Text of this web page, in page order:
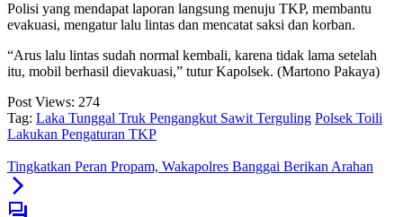
Polisi yang mendapat laporan langsung menuju TKP, membantu
evakuasi, mengatur lalu lintas dan mencatat saksi dan korban.
“Arus lalu lintas sudah normal kembali, karena tidak lama setelah
itu, mobil berhasil dievakuasi,” tutur Kapolsek. (Martono Pakaya)
Post Views: 274
Tag: Laka Tunggal Truk Pengangkut Sawit Terguling Polsek Toili
Lakukan Pengaturan TKP
Tingkatkan Peran Propam, Wakapolres Banggai Berikan Arahan